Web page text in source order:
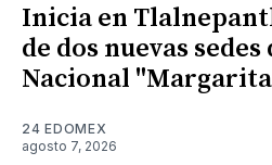
Inicia en
de dos nuevas
Nacional
24 EDOMEX
agosto 7, 2026